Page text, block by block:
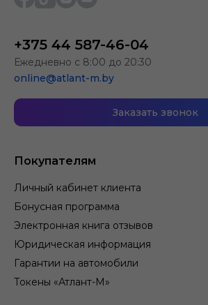
Покупателям
Личный кабинет клиента
Бонусная программа
Электронная книга отзывов
Юридическая информация
Гарантии на автомобили
Токены «Атлант-М»
+375 44 587-46-04
Ежедневно с 8:00 до 20:30
online@atlant-m.by
Заказать звонок